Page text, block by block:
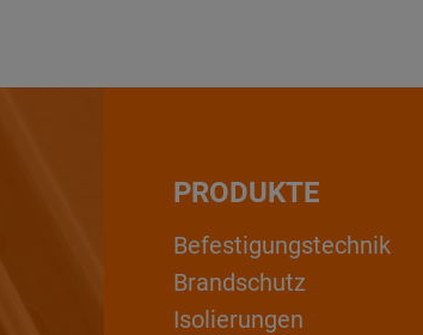
PRODUKTE
Befestigungstechnik
Brandschutz
Isolierungen